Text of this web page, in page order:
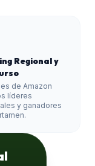
Regional y
de Amazon
líderes
y ganadores